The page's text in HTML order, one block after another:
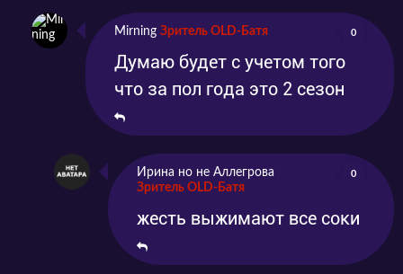
Mirning Зритель OLD-Батя 0
Думаю будет с учетом того
что за пол года это 2 сезон
Ирина но не Аллегрова
Зритель OLD-Батя
0
жесть выжимают все соки